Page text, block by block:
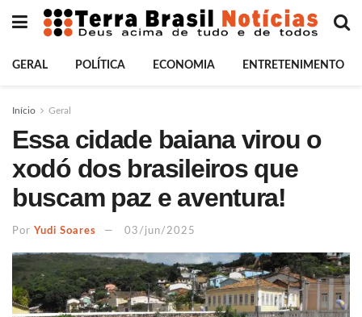
GERAL POLÍTICA ECONOMIA ENTRETENIMENTO
Início Geral
Essa cidade baiana virou o
xodó dos brasileiros que
buscam paz e aventura!
Por Yudi Soares 03/jun/2025